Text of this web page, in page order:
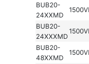
BUB20-
24XXMD
BUB20-
24XXXMD
BUB20-
48XXMD